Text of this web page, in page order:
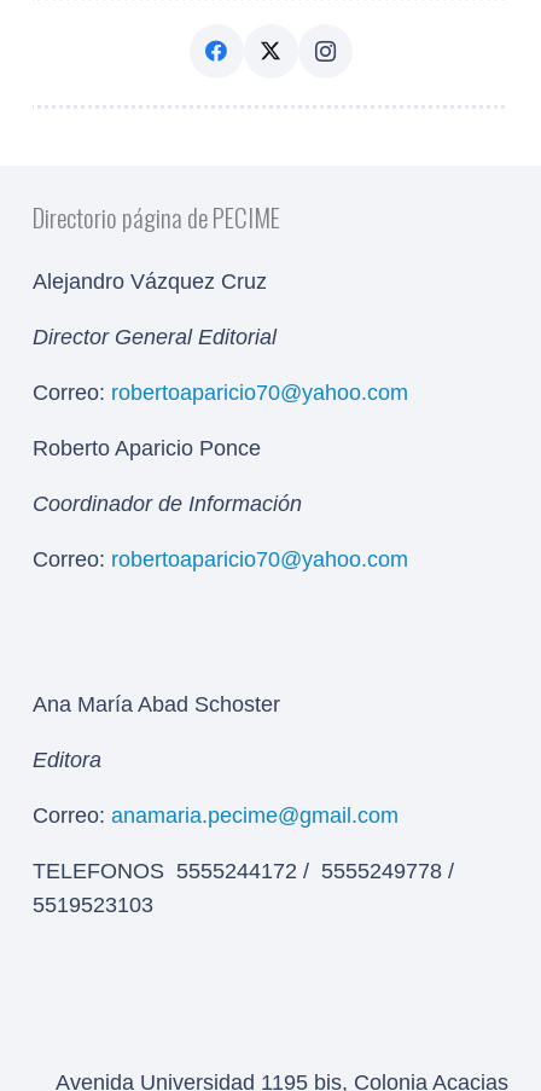
Directorio página de PECIME
Alejandro Vázquez Cruz
Director General Editorial
Correo: robertoaparicio70@yahoo.com
Roberto Aparicio Ponce
Coordinador de Información
Correo: robertoaparicio70@yahoo.com
Ana María Abad Schoster
Editora
Correo: anamaria.pecime@gmail.com
TELEFONOS 5555244172 / 5555249778 /
5519523103
Avenida Universidad 1195 bis, Colonia Acacias